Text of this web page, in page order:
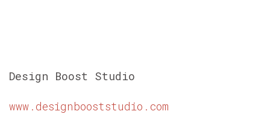
Design Boost Studio
www.designbooststudio.com